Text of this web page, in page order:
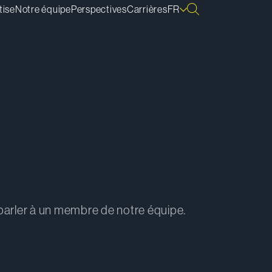
Notre équipePerspectivesCarrièresFR
à un membre de notre équipe.